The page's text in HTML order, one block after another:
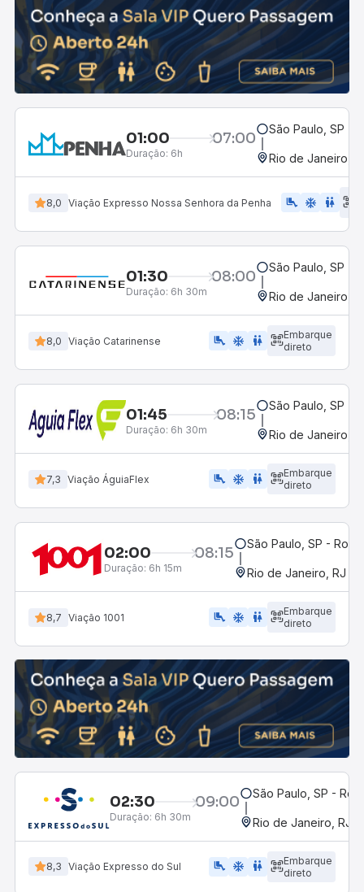
01:00 07:00
Duração: 6h
São Paulo, SP -
Rio de Janeiro,
8,0 Viação Expresso Nossa Senhora da Penha airline_seat_legroom_extra ac_unit WC
01:30 08:00
Duração: 6h 30m
São Paulo, SP -
Rio de Janeiro,
8,0 Viação Catarinense airline_seat_legroom_extra ac_unit WC
Embarque
direto
01:45 08:15
Duração: 6h 30m
São Paulo, SP -
Rio de Janeiro,
7,3 Viação ÁguiaFlex airline_seat_legroom_extra ac_unit WC
Embarque
direto
02:00 08:15
Duração: 6h 15m
São Paulo, SP -
Rio de Janeiro, RJ -
8,7 Viação 1001 airline_seat_legroom_extra ac_unit WC
Embarque
direto
02:30 09:00
Duração: 6h 30m
São Paulo, SP -
Rio de Janeiro, RJ -
8,3 Viação Expresso do Sul airline_seat_legroom_extra ac_unit WC
Embarque
direto